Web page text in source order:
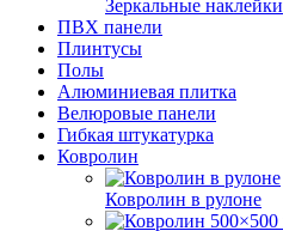
Зеркальные наклейки
ПВХ панели
Плинтусы
Полы
Алюминиевая плитка
Велюровые панели
Гибкая штукатурка
Ковролин
Ковролин в рулоне